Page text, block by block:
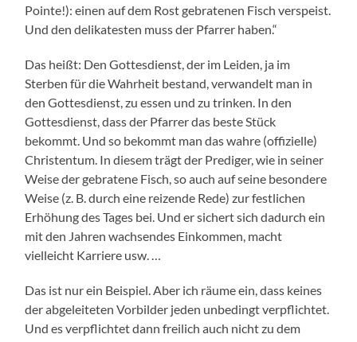
Pointe!): einen auf dem Rost gebratenen Fisch verspeist.
Und den delikatesten muss der Pfarrer haben.“
Das heißt: Den Gottesdienst, der im Leiden, ja im
Sterben für die Wahrheit bestand, verwandelt man in
den Gottesdienst, zu essen und zu trinken. In den
Gottesdienst, dass der Pfarrer das beste Stück
bekommt. Und so bekommt man das wahre (offizielle)
Christentum. In diesem trägt der Prediger, wie in seiner
Weise der gebratene Fisch, so auch auf seine besondere
Weise (z. B. durch eine reizende Rede) zur festlichen
Erhöhung des Tages bei. Und er sichert sich dadurch ein
mit den Jahren wachsendes Einkommen, macht
vielleicht Karriere usw. …
Das ist nur ein Beispiel. Aber ich räume ein, dass keines
der abgeleiteten Vorbilder jeden unbedingt verpflichtet.
Und es verpflichtet dann freilich auch nicht zu dem